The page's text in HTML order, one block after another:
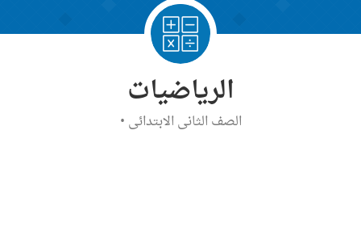
الرياضيات
الصف الثاني الابتدائي •